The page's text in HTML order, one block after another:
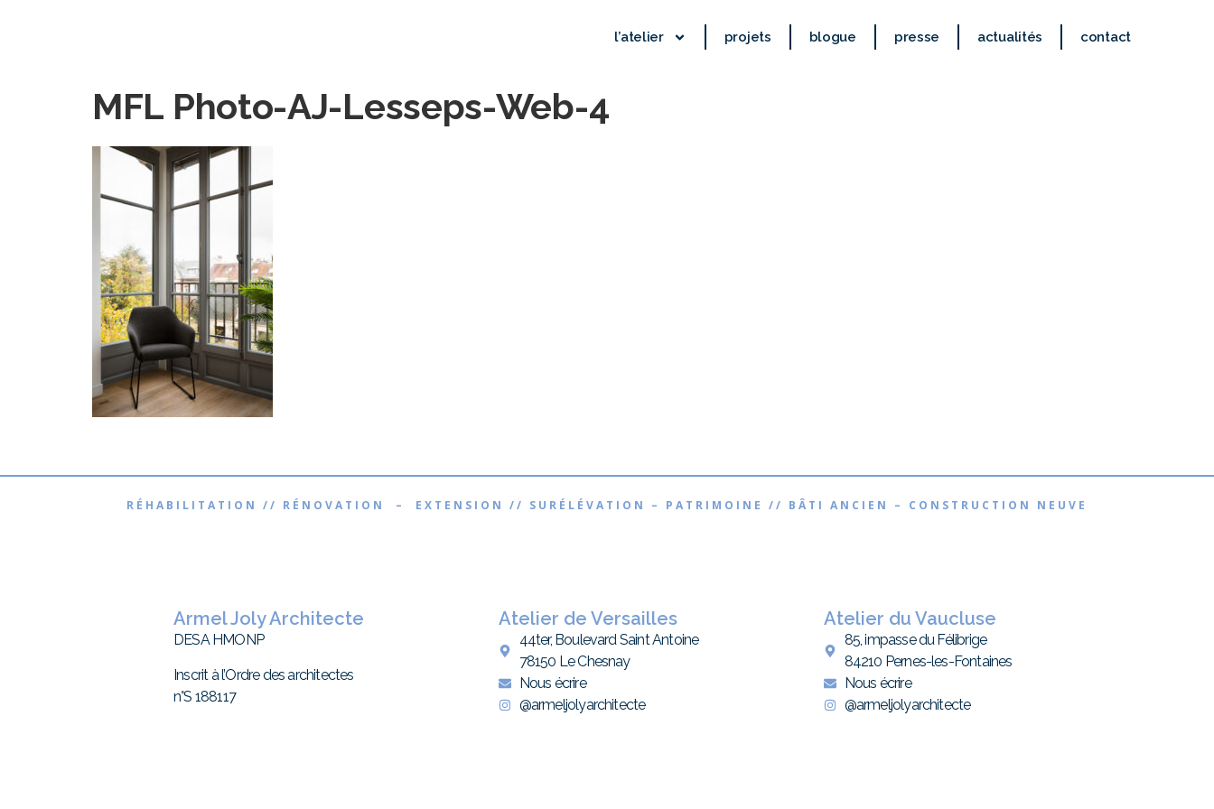
l’atelier projets blogue presse actualités contact
MFL Photo-AJ-Lesseps-Web-4
RÉHABILITATION // RÉNOVATION – EXTENSION // SURÉLÉVATION – PATRIMOINE // BÂTI ANCIEN – CONSTRUCTION NEUVE
Armel Joly Architecte
DESA HMONP
Inscrit à l’Ordre des architectes
n°S 188117
Atelier de Versailles
44ter, Boulevard Saint Antoine
78150 Le Chesnay
Nous écrire
@armeljolyarchitecte
Atelier du Vaucluse
85, impasse du Félibrige
84210 Pernes-les-Fontaines
Nous écrire
@armeljolyarchitecte